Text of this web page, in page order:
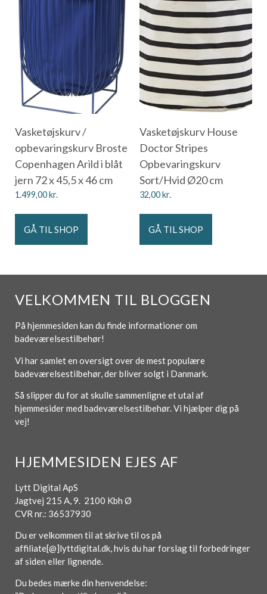
Vasketøjskurv /
opbevaringskurv Broste
Copenhagen Arild i blåt
jern 72 x 45,5 x 46 cm
1.499,00kr.
GÅ TIL SHOP
Vasketøjskurv House
Doctor Stripes
Opbevaringskurv
Sort/Hvid Ø20 cm
32,00kr.
GÅ TIL SHOP
VELKOMMEN TIL BLOGGEN
På hjemmesiden kan du finde informationer om
badeværelsestilbehør!
Vi har samlet en oversigt over de mest populære
badeværelsestilbehør, der bliver solgt i Danmark.
Så slipper du for at skulle sammenligne et utal af
hjemmesider med badeværelsestilbehør. Vi hjælper dig på
vej!
HJEMMESIDEN EJES AF
Lytt Digital ApS
Jagtvej 215 A, 9. 2100 Kbh Ø
CVR nr.: 36537930
Du er velkommen til at skrive til os på
affiliate[@]lyttdigital.dk, hvis du har forslag til forbedringer
af siden eller lignende.
Du bedes mærke din henvendelse: